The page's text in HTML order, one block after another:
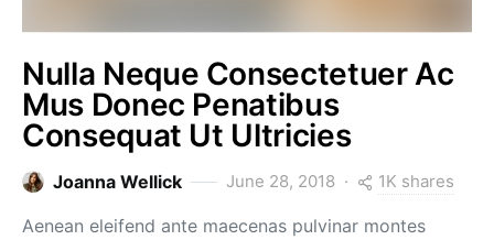
Nulla Neque Consectetuer Ac
Mus Donec Penatibus
Consequat Ut Ultricies
Joanna Wellick June 28, 2018 1K shares
Aenean eleifend ante maecenas pulvinar montes